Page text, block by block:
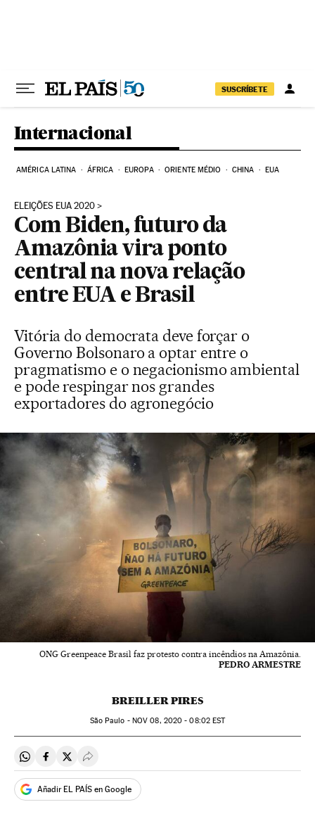
SUSCRÍBETE
Internacional
AMÉRICA LATINA ÁFRICA EUROPA ORIENTE MÉDIO CHINA EUA
ELEIÇÕES EUA 2020
Com Biden, futuro da
Amazônia vira ponto
central na nova relação
entre EUA e Brasil
Vitória do democrata deve forçar o
Governo Bolsonaro a optar entre o
pragmatismo e o negacionismo ambiental
e pode respingar nos grandes
exportadores do agronegócio
ONG Greenpeace Brasil faz protesto contra incêndios na Amazônia.
PEDRO ARMESTRE
BREILLER PIRES
São Paulo - NOV 08, 2020 - 08:02EST
Compartir en Whatsapp
Compartir en Facebook
Compartir en Twitter
Desplegar Redes Sociales
Añadir EL PAÍS en Google